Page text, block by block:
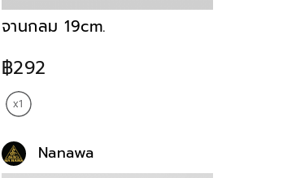
จานกลม 19cm.
฿292
Nanawa